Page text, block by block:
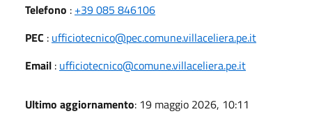
Telefono : +39 085 846106
PEC : ufficiotecnico@pec.comune.villaceliera.pe.it
Email : ufficiotecnico@comune.villaceliera.pe.it
Ultimo aggiornamento: 19 maggio 2026, 10:11